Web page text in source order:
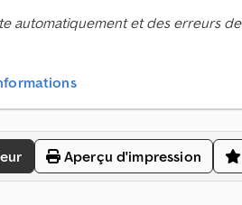
automatiquement et des erreurs
Aperçu d'impression